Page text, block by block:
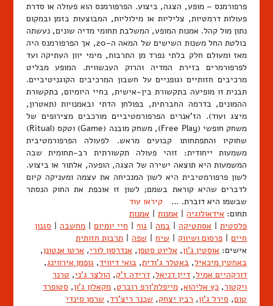
פרפורמנס – מופע, הצגה, ביצוע. הפרפורמנס הוא פעולה או סדרת
פעולות דרמטיות, צליליות או מילוליות, המבוצעות בזמן ובמקום
נתון מול קהל. אמנות המופע, המשלבת תחומי מדיה שונים, נעשתה
בולטת החל משנות השישים של המאה ה-20, אך הפרפורמנס היה
מאז ומעולם חלק בלתי נפרד מן התרבות, מימי יוון העתיקה ועד
לפרפורמרים בזירת המדיה והרוק העכשווית. המופע מבליט
מרכיבים חזותיים וגופניים על חשבון המרכיבים הקוגניטיביים.
תבנית זו מופיעה בתקשורת בין-אישית, בחיי היומיום, בתקשורת
ההמונים, בדרמה החברתית, בפולחן הדתי ובאמנויות (תאטרון,
מיצג ועוד). הז'אנרים הפרפורמטיביים מורכבים מצירופים של
משחק חופשי (Free Play), משחק מובנה (Game) וטקס (Ritual)
שחוקיו והתפתחותו קבועים מראש. לפעולה הפרפורמטיבית
משמעות ייחודית: זוהי פעולה תקשורתית רב-תחומית שבה
המשמעות היא תוצאה ישירה של הצגה, הופעה, אלתור או ביצוע.
לשון פרפורמטיבית היא לשון המנכיחה את עצמה ומעניקה קיום
לדברים שהיא קוראת בשמם; לשון זו אוכפת את החוק הנסתר
שבשמו היא דוברת. … קיראו עוד
תחום: אידאולוגיה | אמנות | אמנות
פלסטית | אסתטיקה | במה | גוף | חיי יומיום | מחשבה | סגנון
חיים | פרסום ושיווק | שיח | שפה | תרבות חזותית
אישים: אוסטין ג'ון, אליוט סטפן, אנדרסון לורי, ארטו אנטונן,
באחטין מיכאיל, באטלר ג'ודית, בואי דיוויד, גופמן אירווינג,
דורקהיים אמיל, דיין דניאל, דרידה ז'ק, הולצר ג'ני, טרנר
ויקטור, כץ אליהוא, מייפלת'ורפ רוברט, מקאלון ג'ון, סטופרד
טום, סירל ג'ון, רבין יצחק, שכנר ריצ'רד, שרמן סינדי